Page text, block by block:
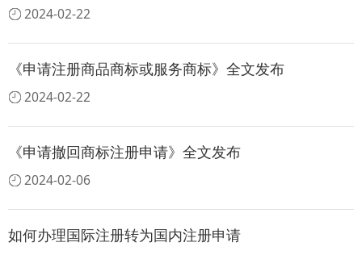
2024-02-22
《申请注册商品商标或服务商标》全文发布
2024-02-22
《申请撤回商标注册申请》全文发布
2024-02-06
如何办理国际注册转为国内注册申请